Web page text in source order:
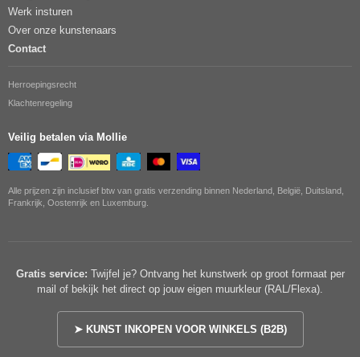
Werk insturen
Over onze kunstenaars
Contact
Herroepingsrecht
Klachtenregeling
Veilig betalen via Mollie
Alle prijzen zijn inclusief btw van gratis verzending binnen Nederland, België, Duitsland,
Frankrijk, Oostenrijk en Luxemburg.
Gratis service: Twijfel je? Ontvang het kunstwerk op groot formaat per
mail of bekijk het direct op jouw eigen muurkleur (RAL/Flexa).
➤ KUNST INKOPEN VOOR WINKELS (B2B)